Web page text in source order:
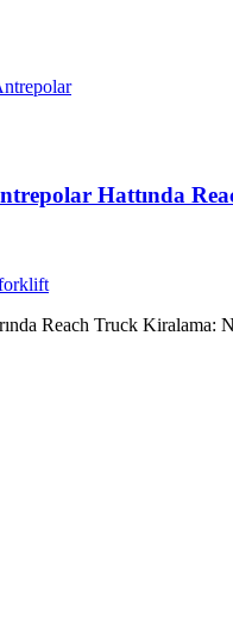
Hattında
Reach Truck Kiralama: